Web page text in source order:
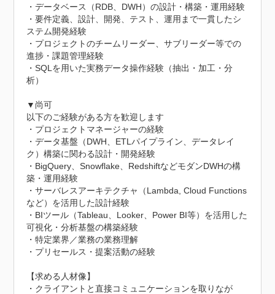
・データベース（RDB、DWH）の設計・構築・運用経験
・要件定義、設計、開発、テスト、運用まで一貫したシ
ステム開発経験
・プロジェクトのチームリーダー、サブリーダー等での
進捗・課題管理経験
・SQLを用いた実務データ操作経験（抽出・加工・分
析）
▼尚可
以下のご経験がある方を歓迎します
・プロジェクトマネージャーの経験
・データ基盤（DWH、ETLパイプライン、データレイ
ク）構築に関わる設計・開発経験
・BigQuery、Snowflake、RedshiftなどモダンDWHの構
築・運用経験
・サーバレスアーキテクチャ（Lambda, Cloud Functions
など）を活用した設計経験
・BIツール（Tableau、Looker、Power BI等）を活用した
可視化・分析基盤の構築経験
・特定業界／業務の業務理解
・プリセールス・提案活動の経験
【求める人材像】
・クライアントと直接コミュニケーションを取りなが